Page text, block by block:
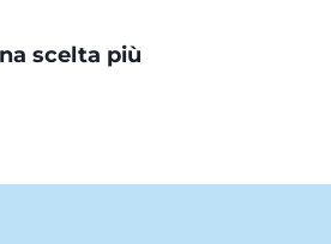
scelta più